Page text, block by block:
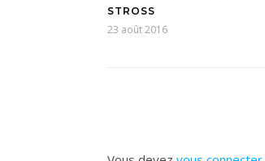
STROSS
23 août 2016